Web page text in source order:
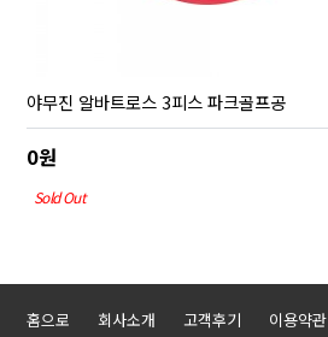
야무진 알바트로스 3피스 파크골프공
0원
Sold Out
홈으로 회사소개 고객후기 이용약관